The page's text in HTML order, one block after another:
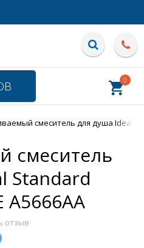
0
смеситель для душа Ideal
смеситель
Standard
A5666AA
отзыв